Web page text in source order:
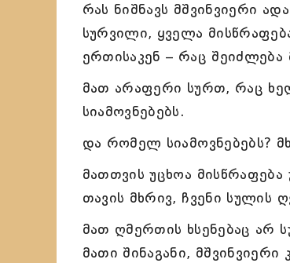
რას ნიშნავს მშვინვიერი
სურვილი, ყველა
ერთისაკენ – რაც
მათ არაფერი სურთ, რაც
სიამოვნებებს.
და რომელ სიამოვნებებს?
მათთვის უცხოა
თავის მხრივ, ჩვენი სულის
მათ ღმერთის ხსენებაც არ
მათი შინაგანი, მშვინვიერი